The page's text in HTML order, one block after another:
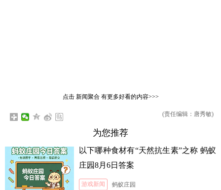
点击 新闻聚合有更多好看的内容>>>
(责任编辑：唐秀敏)
为您推荐
以下哪种食材有“天然抗生素”之称 蚂蚁
庄园8月6日答案
游戏新闻 蚂蚁庄园